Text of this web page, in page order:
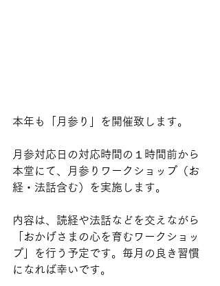
本年も「月参り」を開催致します。
月参対応日の対応時間の１時間前から
本堂にて、月参りワークショップ（お
経・法話含む）を実施します。
内容は、読経や法話などを交えながら
「おかげさまの心を育むワークショッ
プ」を行う予定です。毎月の良き習慣
になれば幸いです。